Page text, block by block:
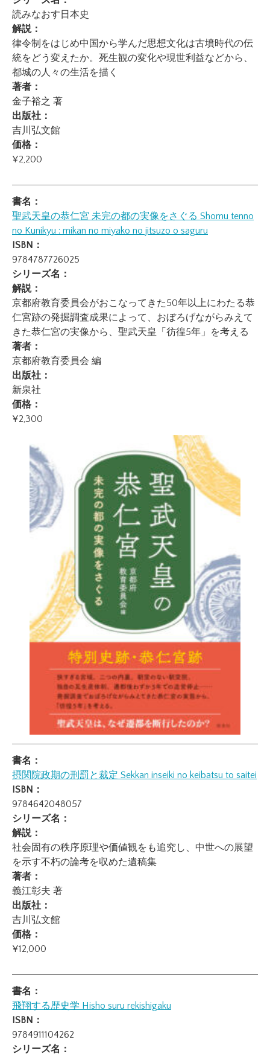
読みなおす日本史
解説：
律令制をはじめ中国から学んだ思想文化は古墳時代の伝
統をどう変えたか。死生観の変化や現世利益などから、
都城の人々の生活を描く
著者：
金子裕之 著
出版社：
吉川弘文館
価格：
¥2,200
書名：
聖武天皇の恭仁宮 未完の都の実像をさぐる Shomu tenno
no Kunikyu : mikan no miyako no jitsuzo o saguru
ISBN：
9784787726025
シリーズ名：
解説：
京都府教育委員会がおこなってきた50年以上にわたる恭
仁宮跡の発掘調査成果によって、おぼろげながらみえて
きた恭仁宮の実像から、聖武天皇「彷徨5年」を考える
著者：
京都府教育委員会 編
出版社：
新泉社
価格：
¥2,300
書名：
摂関院政期の刑罰と裁定 Sekkan inseiki no keibatsu to saitei
ISBN：
9784642048057
シリーズ名：
解説：
社会固有の秩序原理や価値観をも追究し、中世への展望
を示す不朽の論考を収めた遺稿集
著者：
義江彰夫 著
出版社：
吉川弘文館
価格：
¥12,000
書名：
飛翔する歴史学 Hisho suru rekishigaku
ISBN：
9784911104262
シリーズ名：